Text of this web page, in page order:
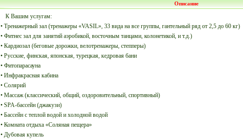
Описание
К Вашим услугам:
• Тренажерный зал (тренажеры «VASIL», 33 вида на все группы, гантельный ряд от 2,5 до 60 кг)
• Фитнес зал для занятий аэробикой, восточным танцами, колонетикой, и т.д.)
• Кардиозал (беговые дорожки, велотренажеры, степперы)
• Русские, финская, японская, турецкая, кедровая бани
• Фитопарасауна
• Инфракрасная кабина
• Солярий
• Массаж (классический, общий, оздоровительный, спортивный)
• SPA-бассейн (джакузи)
• Бассейн с теплой водой и холодной водой
• Комната отдыха «Соляная пещера»
• Дубовая купель